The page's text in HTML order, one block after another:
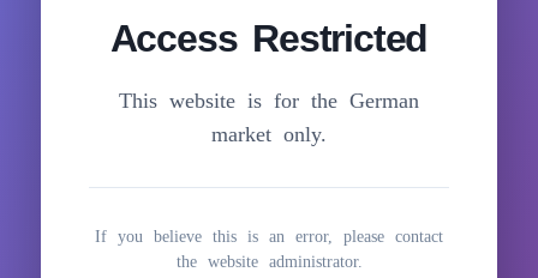
Access Restricted
This website is for the German
market only.
If you believe this is an error, please contact
the website administrator.